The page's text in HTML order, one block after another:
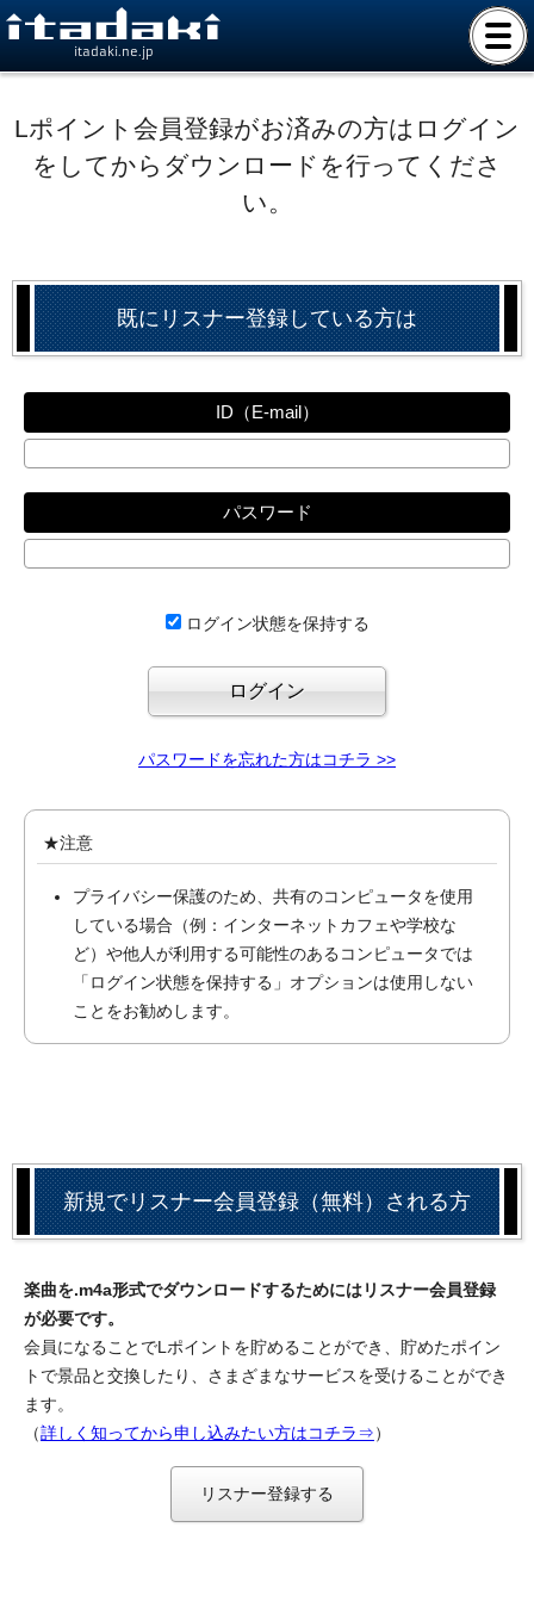
itadaki.ne.jp
Lポイント会員登録がお済みの方はログイン
をしてからダウンロードを行ってくださ
い。
既にリスナー登録している方は
ID（E-mail）
パスワード
ログイン状態を保持する
パスワードを忘れた方はコチラ >>
★注意
プライバシー保護のため、共有のコンピュータを使用
している場合（例：インターネットカフェや学校な
ど）や他人が利用する可能性のあるコンピュータでは
「ログイン状態を保持する」オプションは使用しない
ことをお勧めします。
新規でリスナー会員登録（無料）される方
楽曲を.m4a形式でダウンロードするためにはリスナー会員登録
が必要です。
会員になることでLポイントを貯めることができ、貯めたポイン
トで景品と交換したり、さまざまなサービスを受けることができ
ます。
（詳しく知ってから申し込みたい方はコチラ⇒）
リスナー登録する